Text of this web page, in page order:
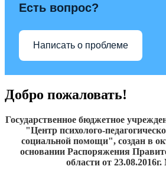
Есть вопрос?
Написать о проблеме
Добро пожаловать!
Государственное бюджетное
"Центр психолого-
социальной помощи", создан в
основании Распоряжения
области от